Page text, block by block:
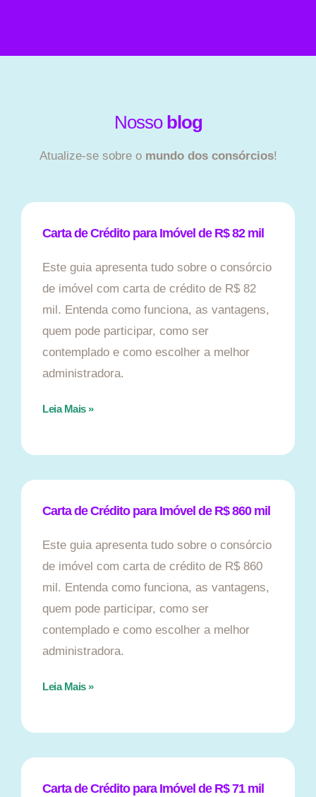
Nosso blog
Atualize-se sobre o mundo dos consórcios!
Carta de Crédito para Imóvel de R$ 82 mil
Este guia apresenta tudo sobre o consórcio
de imóvel com carta de crédito de R$ 82
mil. Entenda como funciona, as vantagens,
quem pode participar, como ser
contemplado e como escolher a melhor
administradora.
Leia Mais »
Carta de Crédito para Imóvel de R$ 860 mil
Este guia apresenta tudo sobre o consórcio
de imóvel com carta de crédito de R$ 860
mil. Entenda como funciona, as vantagens,
quem pode participar, como ser
contemplado e como escolher a melhor
administradora.
Leia Mais »
Carta de Crédito para Imóvel de R$ 71 mil